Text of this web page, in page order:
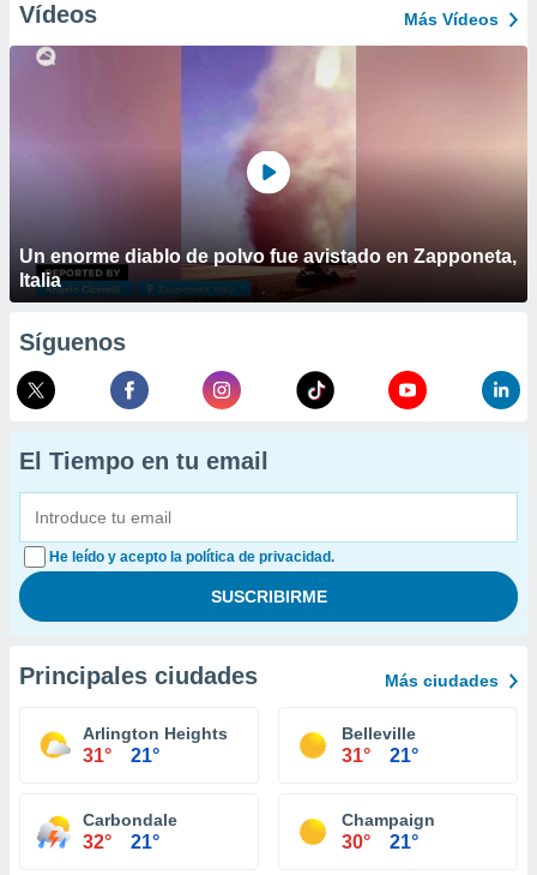
Vídeos Más Vídeos
Un enorme diablo de polvo fue avistado en Zapponeta,
Italia
Síguenos
El Tiempo en tu email
He leído y acepto la política de privacidad.
Principales ciudades Más ciudades
Arlington Heights
31° 21°
Belleville
31° 21°
Carbondale
32° 21°
Champaign
30° 21°